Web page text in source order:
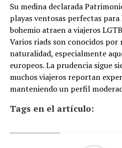
Su medina declarada
playas ventosas perfectas
bohemio atraen a viajeros
Varios riads son conocidos por
naturalidad, especialmente
europeos. La prudencia sigue
muchos viajeros reportan
manteniendo un perfil
Tags en el artículo: